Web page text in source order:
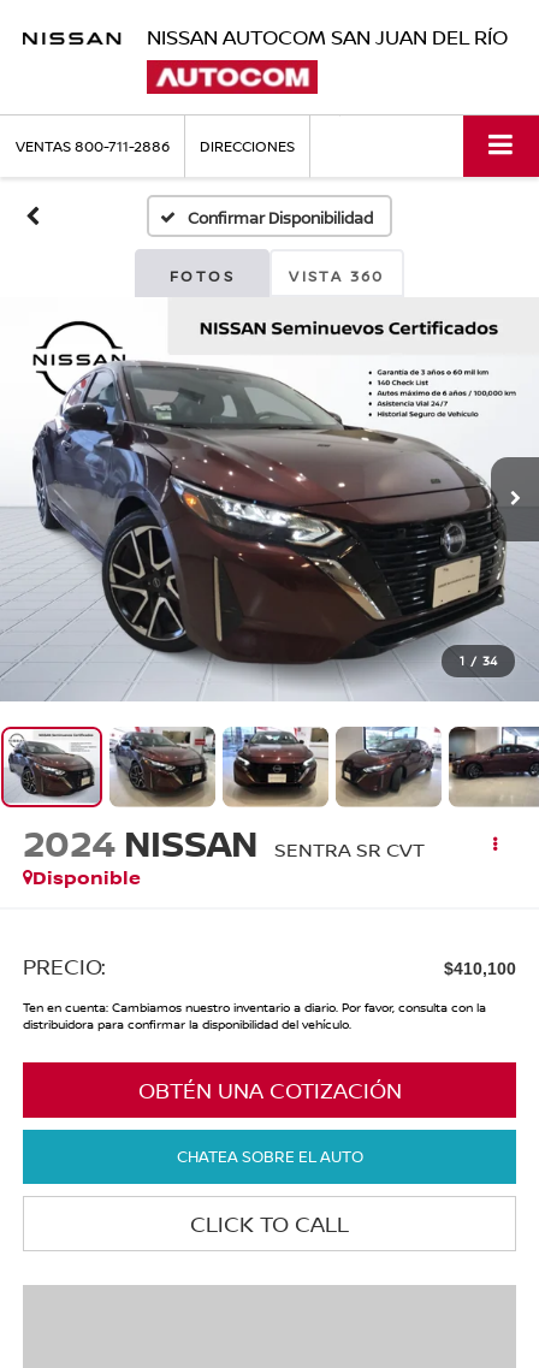
NISSAN AUTOCOM SAN JUAN DEL RÍO
VENTAS800-711-2886 DIRECCIONES
Confirmar Disponibilidad
FOTOS VISTA 360
1 / 34
2024 NISSAN
SENTRA SR CVT
Disponible
PRECIO: $410,100
Ten en cuenta: Cambiamos nuestro inventario a diario. Por favor, consulta con la
distribuidora para confirmar la disponibilidad del vehículo.
OBTÉN UNA COTIZACIÓN
CHATEA SOBRE EL AUTO
CLICK TO CALL